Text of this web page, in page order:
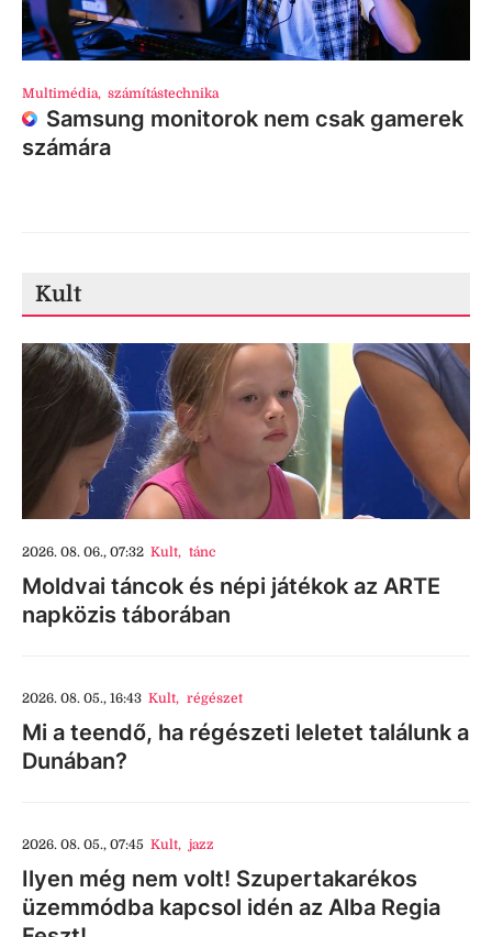
Multimédia, számítástechnika
Samsung monitorok nem csak gamerek
számára
Kult
2026. 08. 06., 07:32 Kult, tánc
Moldvai táncok és népi játékok az ARTE
napközis táborában
2026. 08. 05., 16:43 Kult, régészet
Mi a teendő, ha régészeti leletet találunk a
Dunában?
2026. 08. 05., 07:45 Kult, jazz
Ilyen még nem volt! Szupertakarékos
üzemmódba kapcsol idén az Alba Regia